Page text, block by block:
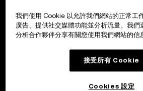
我們使用 Cookie 以允許我們網站的正常工
廣告、提供社交媒體功能並分析流量。我們
分析合作夥伴分享有關您使用我們網站的信
接受所有 Cookie
Cookies 設定